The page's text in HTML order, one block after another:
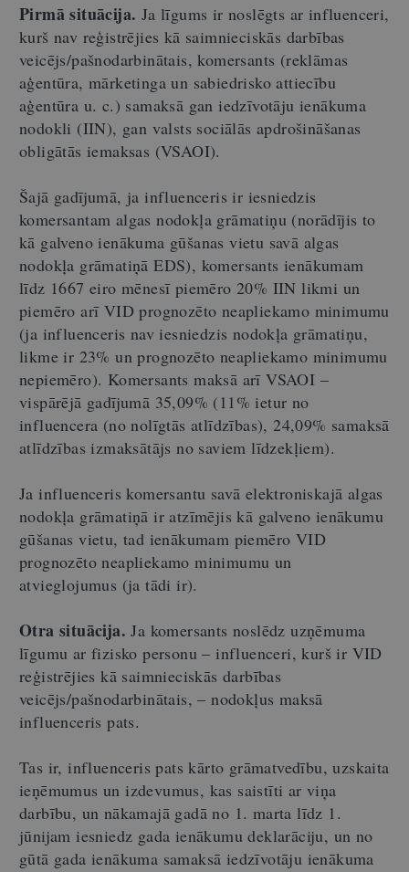
Pirmā situācija. Ja līgums ir noslēgts ar influenceri,
kurš nav reģistrējies kā saimnieciskās darbības
veicējs/pašnodarbinātais, komersants (reklāmas
aģentūra, mārketinga un sabiedrisko attiecību
aģentūra u. c.) samaksā gan iedzīvotāju ienākuma
nodokli (IIN), gan valsts sociālās apdrošināšanas
obligātās iemaksas (VSAOI).
Šajā gadījumā, ja influenceris ir iesniedzis
komersantam algas nodokļa grāmatiņu (norādījis to
kā galveno ienākuma gūšanas vietu savā algas
nodokļa grāmatiņā EDS), komersants ienākumam
līdz 1667 eiro mēnesī piemēro 20% IIN likmi un
piemēro arī VID prognozēto neapliekamo minimumu
(ja influenceris nav iesniedzis nodokļa grāmatiņu,
likme ir 23% un prognozēto neapliekamo minimumu
nepiemēro). Komersants maksā arī VSAOI –
vispārējā gadījumā 35,09% (11% ietur no
influencera (no nolīgtās atlīdzības), 24,09% samaksā
atlīdzības izmaksātājs no saviem līdzekļiem).
Ja influenceris komersantu savā elektroniskajā algas
nodokļa grāmatiņā ir atzīmējis kā galveno ienākumu
gūšanas vietu, tad ienākumam piemēro VID
prognozēto neapliekamo minimumu un
atvieglojumus (ja tādi ir).
Otra situācija. Ja komersants noslēdz uzņēmuma
līgumu ar fizisko personu – influenceri, kurš ir VID
reģistrējies kā saimnieciskās darbības
veicējs/pašnodarbinātais,–nodokļus maksā
influenceris pats.
Tas ir, influenceris pats kārto grāmatvedību, uzskaita
ieņēmumus un izdevumus, kas saistīti ar viņa
darbību, un nākamajā gadā no 1. marta līdz 1.
jūnijam iesniedz gada ienākumu deklarāciju, un no
gūtā gada ienākuma samaksā iedzīvotāju ienākuma